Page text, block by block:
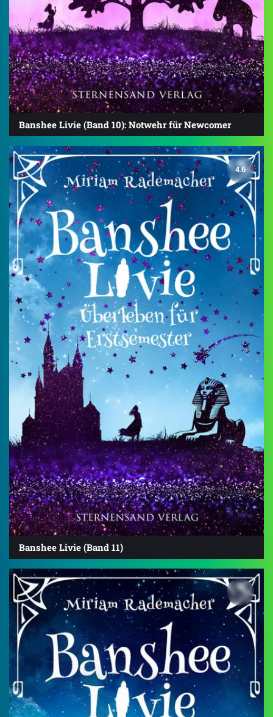
Banshee Livie (Band 10): Notwehr für Newcomer
4.6
Banshee Livie (Band 11)